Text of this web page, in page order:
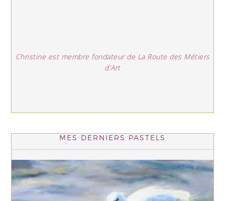
Christine est membre fondateur de La Route des Métiers
d'Art
MES DERNIERS PASTELS